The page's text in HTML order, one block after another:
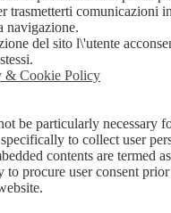
trasmetterti comunicazioni
navigazione.
del sito l\'utente
& Cookie Policy
be particularly necessary
to collect user
contents are termed
to procure user consent